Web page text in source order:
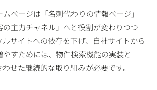
ページは「名刺代わりの情報ページ」
主力チャネル」へと役割が変わりつつ
サイトへの依存を下げ、自社サイトから
すためには、物件検索機能の実装と
せた継続的な取り組みが必要です。